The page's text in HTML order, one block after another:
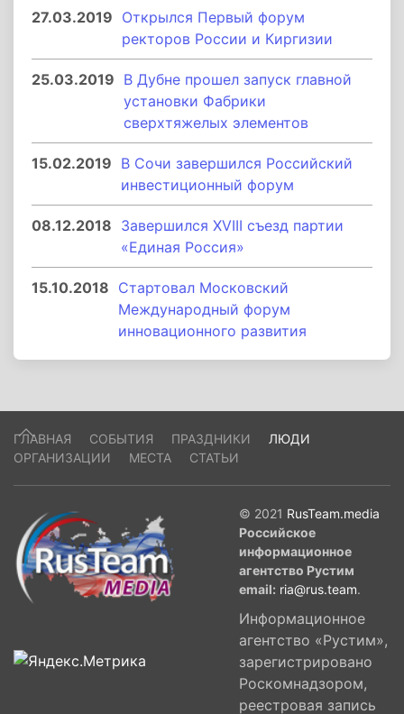
27.03.2019 Открылся Первый форум
ректоров России и Киргизии
25.03.2019 В Дубне прошел запуск главной
установки Фабрики
сверхтяжелых элементов
15.02.2019 В Сочи завершился Российский
инвестиционный форум
08.12.2018 Завершился XVIII съезд партии
«Единая Россия»
15.10.2018 Стартовал Московский
Международный форум
инновационного развития
ГЛАВНАЯ СОБЫТИЯ ПРАЗДНИКИ
ЛЮДИ
ОРГАНИЗАЦИИ
МЕСТА СТАТЬИ
© 2021 RusTeam.media
Российское
информационное
агентство Рустим
email: ria@rus.team.
Информационное
агентство «Рустим»,
зарегистрировано
Роскомнадзором,
реестровая запись